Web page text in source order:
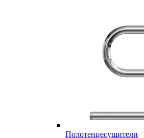
Полотенцесушители